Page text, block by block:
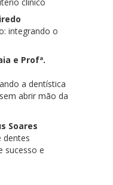
integrando o
e Profª.
a dentística
abrir mão da
Soares
dentes
sucesso e